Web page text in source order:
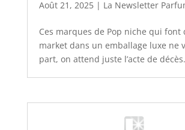
Août 21, 2025| La Newsletter
Ces marques de Pop niche qui font
market dans un emballage luxe ne
part, on attend juste l’acte de